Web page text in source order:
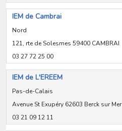
IEM de Cambrai
Nord
121, rte de Solesmes 59400 CAMBRAI
03 27 72 25 00
IEM de L'EREEM
Pas-de-Calais
Avenue St Exupéry 62603 Berck sur Mer
03 21 09 12 11